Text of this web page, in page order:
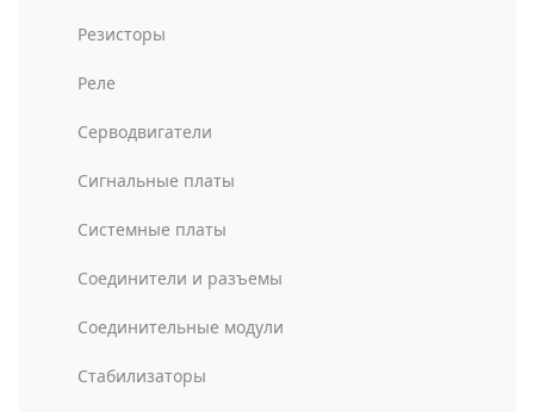
Резисторы
Реле
Серводвигатели
Сигнальные платы
Системные платы
Соединители и разъемы
Соединительные модули
Стабилизаторы